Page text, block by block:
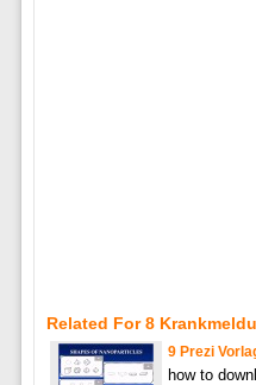
Related For 8
9 Prezi
how to